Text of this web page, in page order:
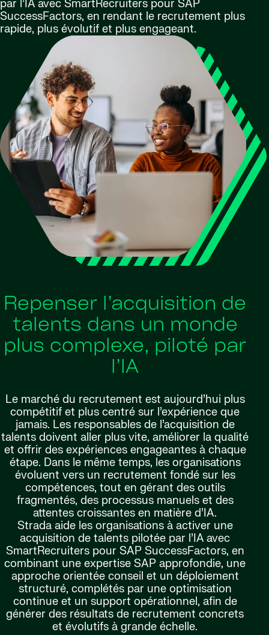
par l’IA avec SmartRecruiters pour SAP
SuccessFactors, en rendant le recrutement plus
rapide, plus évolutif et plus engageant.
Repenser l’acquisition de
talents dans un monde
plus complexe, piloté par
l’IA
Le marché du recrutement est aujourd’hui plus
compétitif et plus centré sur l’expérience que
jamais. Les responsables de l’acquisition de
talents doivent aller plus vite, améliorer la qualité
et offrir des expériences engageantes à chaque
étape. Dans le même temps, les organisations
évoluent vers un recrutement fondé sur les
compétences, tout en gérant des outils
fragmentés, des processus manuels et des
attentes croissantes en matière d’IA.
Strada aide les organisations à activer une
acquisition de talents pilotée par l’IA avec
SmartRecruiters pour SAP SuccessFactors, en
combinant une expertise SAP approfondie, une
approche orientée conseil et un déploiement
structuré, complétés par une optimisation
continue et un support opérationnel, afin de
générer des résultats de recrutement concrets
et évolutifs à grande échelle.